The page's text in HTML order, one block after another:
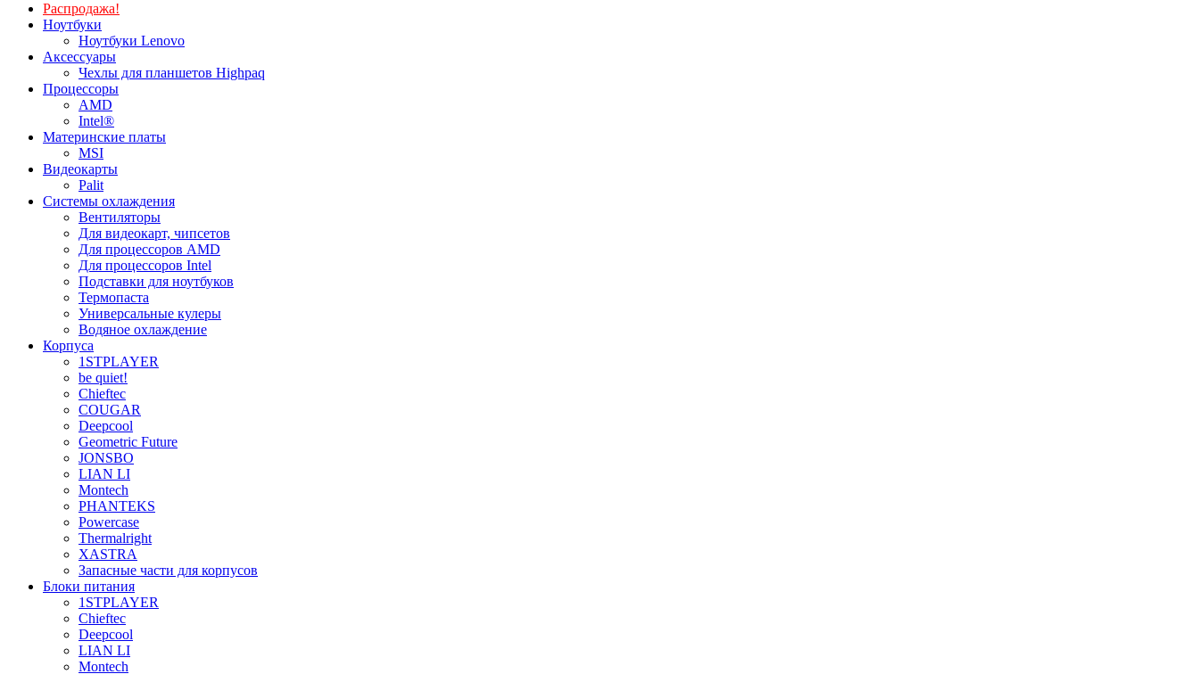
Распродажа!
Ноутбуки
Ноутбуки Lenovo
Аксессуары
Чехлы для планшетов Highpaq
Процессоры
AMD
Intel®
Материнские платы
MSI
Видеокарты
Palit
Системы охлаждения
Вентиляторы
Для видеокарт, чипсетов
Для процессоров AMD
Для процессоров Intel
Подставки для ноутбуков
Термопаста
Универсальные кулеры
Водяное охлаждение
Корпуса
1STPLAYER
be quiet!
Chieftec
COUGAR
Deepcool
Geometric Future
JONSBO
LIAN LI
Montech
PHANTEKS
Powercase
Thermalright
XASTRA
Запасные части для корпусов
Блоки питания
1STPLAYER
Chieftec
Deepcool
LIAN LI
Montech